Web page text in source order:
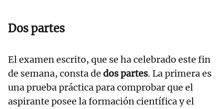
Dos partes
El examen escrito, que se ha celebrado este fin
de semana, consta de dos partes. La primera es
una prueba práctica para comprobar que el
aspirante posee la formación científica y el